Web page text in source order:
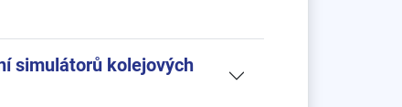
simulátorů kolejových